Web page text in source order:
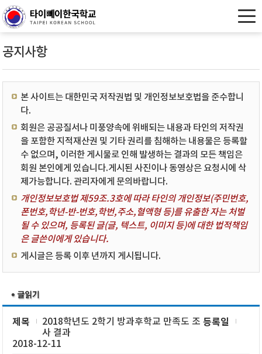
공지사항
본 사이트는 대한민국 저작권법 및 개인정보보호법을 준수합니
다.
회원은 공공질서나 미풍양속에 위배되는 내용과 타인의 저작권
을 포함한 지적재산권 및 기타 권리를 침해하는 내용물은 등록할
수 없으며, 이러한 게시물로 인해 발생하는 결과의 모든 책임은
회원 본인에게 있습니다.게시된 사진이나 동영상은 요청시에 삭
제가능합니다. 관리자에게 문의바랍니다.
개인정보보호법 제59조.3호에 따라 타인의 개인정보(주민번호,
폰번호,학년-반-번호,학번,주소,혈액형 등)를 유출한 자는 처벌
될 수 있으며, 등록된 글(글, 텍스트, 이미지 등)에 대한 법적책임
은 글쓴이에게 있습니다.
게시글은 등록 이후 년까지 게시됩니다.
제목
2018학년도 2학기 방과후학교 만족도 조
사 결과
등록일
2018-12-11